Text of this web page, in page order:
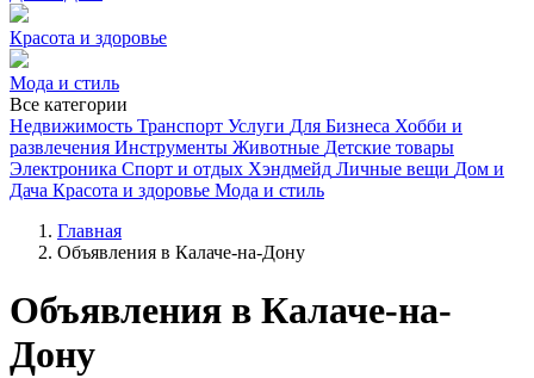
Красота и здоровье
Мода и стиль
Все категории
Недвижимость Транспорт Услуги Для Бизнеса Хобби и
развлечения Инструменты Животные Детские товары
Электроника Спорт и отдых Хэндмейд Личные вещи Дом и
Дача Красота и здоровье Мода и стиль
Главная
Объявления в Калаче-на-Дону
Объявления в Калаче-на-
Дону